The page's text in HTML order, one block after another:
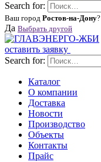
Search for:
Ваш город Ростов-на-Дону?
Да Выбрать другой
оставить заявку
Search for:
Каталог
О компании
Доставка
Новости
Производство
Объекты
Контакты
Прайс